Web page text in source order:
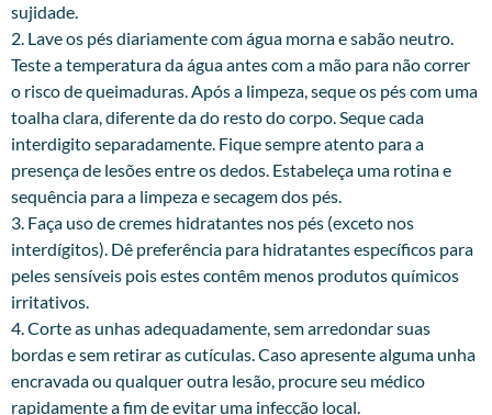
sujidade.
2. Lave os pés diariamente com água morna e sabão neutro.
Teste a temperatura da água antes com a mão para não correr
o risco de queimaduras. Após a limpeza, seque os pés com uma
toalha clara, diferente da do resto do corpo. Seque cada
interdigito separadamente. Fique sempre atento para a
presença de lesões entre os dedos. Estabeleça uma rotina e
sequência para a limpeza e secagem dos pés.
3. Faça uso de cremes hidratantes nos pés (exceto nos
interdígitos). Dê preferência para hidratantes específicos para
peles sensíveis pois estes contêm menos produtos químicos
irritativos.
4. Corte as unhas adequadamente, sem arredondar suas
bordas e sem retirar as cutículas. Caso apresente alguma unha
encravada ou qualquer outra lesão, procure seu médico
rapidamente a fim de evitar uma infecção local.